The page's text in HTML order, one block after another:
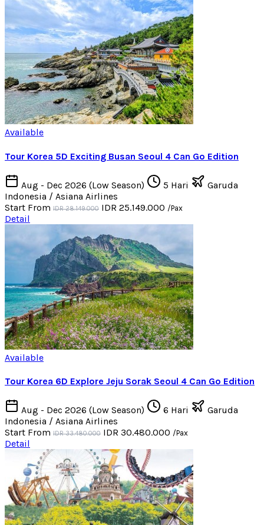
Available
Tour Korea 5D Exciting Busan Seoul 4 Can Go Edition
Aug - Dec 2026 (Low Season) 5 Hari
Garuda
Indonesia / Asiana Airlines
Start From IDR 28.149.000 IDR 25.149.000 /Pax
Detail
Available
Tour Korea 6D Explore Jeju Sorak Seoul 4 Can Go Edition
Aug - Dec 2026 (Low Season) 6 Hari
Garuda
Indonesia / Asiana Airlines
Start From IDR 33.480.000 IDR 30.480.000 /Pax
Detail